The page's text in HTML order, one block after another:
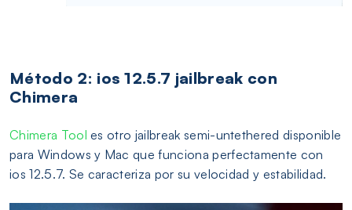
Método 2: ios 12.5.7 jailbreak con
Chimera
Chimera Tool es otro jailbreak semi-untethered disponible
para Windows y Mac que funciona perfectamente con
ios 12.5.7. Se caracteriza por su velocidad y estabilidad.